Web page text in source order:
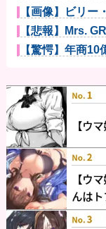
【画像】ビリー
ンスジ...
【悲報】Mrs.
【驚愕】年商